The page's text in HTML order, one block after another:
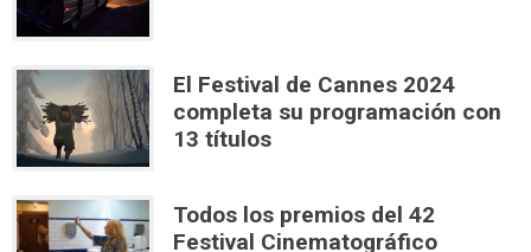
El Festival de Cannes 2024
completa su programación con
13 títulos
Todos los premios del 42
Festival Cinematográfico